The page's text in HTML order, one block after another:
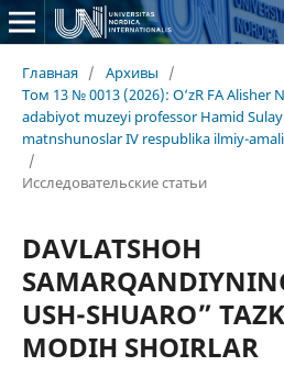
Главная / Архивы
/
Том 13 № 0013 (2026): O‘zR FA Alisher
adabiyot muzeyi professor Hamid
matnshunoslar IV respublika ilmiy-
/
Исследовательские статьи
DAVLATSHOH
USH-SHUARO”
MODIH SHOIRLAR